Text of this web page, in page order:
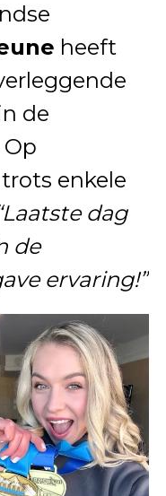
heeft
de
enkele
dag
de
ervaring!”